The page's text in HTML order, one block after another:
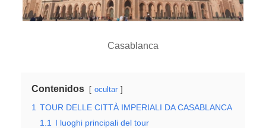
Casablanca
Contenidos ocultar
1 TOUR DELLE CITTÀ IMPERIALI DA CASABLANCA
1.1
I luoghi principali del tour